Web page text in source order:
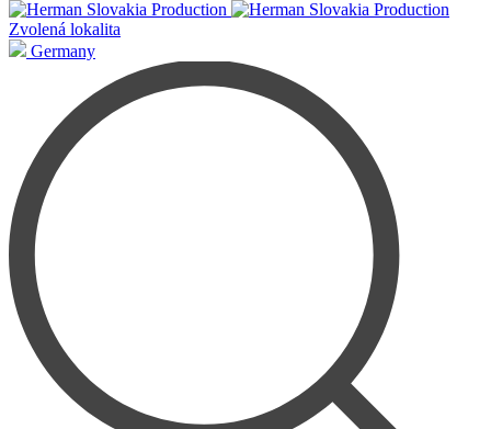
Zvolená lokalita
Germany